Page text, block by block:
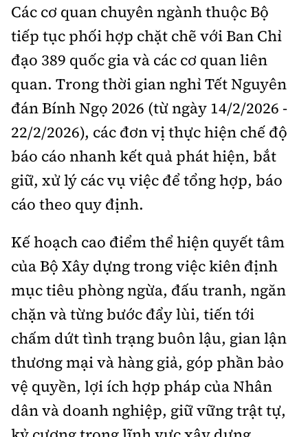
Các cơ quan chuyên ngành thuộc Bộ
tiếp tục phối hợp chặt chẽ với Ban Chỉ
đạo 389 quốc gia và các cơ quan liên
quan. Trong thời gian nghỉ Tết Nguyên
đán Bính Ngọ 2026 (từ ngày 14/2/2026 -
22/2/2026), các đơn vị thực hiện chế độ
báo cáo nhanh kết quả phát hiện, bắt
giữ, xử lý các vụ việc để tổng hợp, báo
cáo theo quy định.
Kế hoạch cao điểm thể hiện quyết tâm
của Bộ Xây dựng trong việc kiên định
mục tiêu phòng ngừa, đấu tranh, ngăn
chặn và từng bước đẩy lùi, tiến tới
chấm dứt tình trạng buôn lậu, gian lận
thương mại và hàng giả, góp phần bảo
vệ quyền, lợi ích hợp pháp của Nhân
dân và doanh nghiệp, giữ vững trật tự,